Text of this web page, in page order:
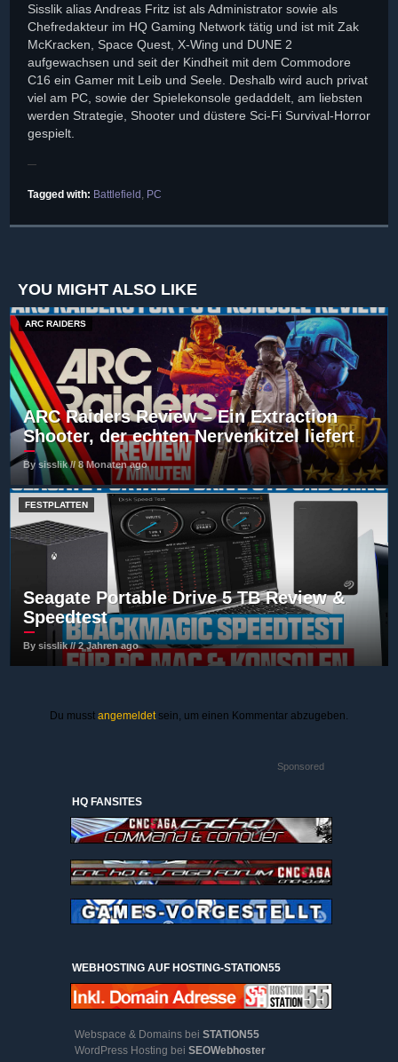
Sisslik alias Andreas Fritz ist als Administrator sowie als
Chefredakteur im HQ Gaming Network tätig und ist mit Zak
McKracken, Space Quest, X-Wing und DUNE 2
aufgewachsen und seit der Kindheit mit dem Commodore
C16 ein Gamer mit Leib und Seele. Deshalb wird auch privat
viel am PC, sowie der Spielekonsole gedaddelt, am liebsten
werden Strategie, Shooter und düstere Sci-Fi Survival-Horror
gespielt.
Tagged with: Battlefield , PC
YOU MIGHT ALSO LIKE
ARC RAIDERS
ARC Raiders Review – Ein Extraction
Shooter, der echten Nervenkitzel liefert
By sisslik // 8 Monaten ago
FESTPLATTEN
Seagate Portable Drive 5 TB Review &
Speedtest
By sisslik // 2 Jahren ago
Du musst angemeldetsein, um einen Kommentar abzugeben.
Sponsored
HQ FANSITES
WEBHOSTING AUF HOSTING-STATION55
Webspace & Domains bei STATION55
WordPress Hosting bei SEOWebhoster